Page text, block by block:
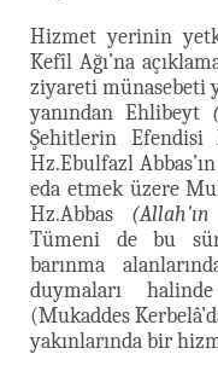
Hizmet yerinin
Kefîl Ağı’na
ziyareti münasebeti
yanından Ehlibeyt
Şehitlerin
Hz.Ebulfazl Abbas’ın
eda etmek üzere
Hz.Abbas
Tümeni de bu
barınma
duymaları
(Mukaddes
yakınlarında bir